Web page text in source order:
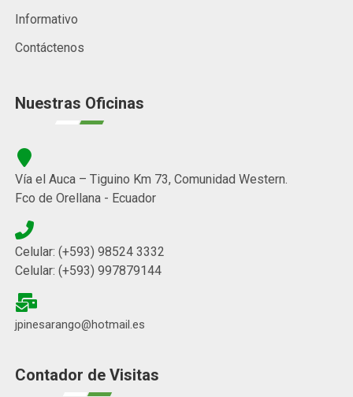
Informativo
Contáctenos
Nuestras Oficinas
Vía el Auca – Tiguino Km 73, Comunidad Western.
Fco de Orellana - Ecuador
Celular: (+593) 98524 3332
Celular: (+593) 997879144
jpinesarango@hotmail.es
Contador de Visitas